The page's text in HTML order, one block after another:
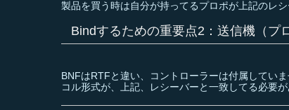
製品を買う時は自分が持ってるプロポが上記のレ
Bindするための重要点2：送信機（プ
BNFはRTFと違い、コントローラーは付属してい
コル形式が、上記、レシーバーと一致してる必要